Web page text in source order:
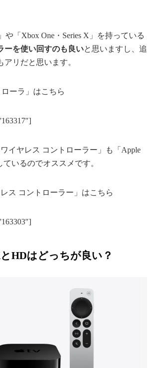
や「Xbox One・Series X」を持っている
ーを使い回すのも良いと思いますし、追
アリだと思います。
ーラ」はこちら
イヤレス コントローラー」も「Apple
ているのでオススメです。
ス コントローラー」はこちら
HDはどっちが良い？